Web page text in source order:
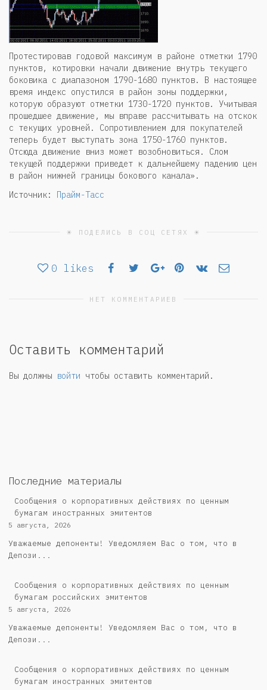
Протестировав годовой максимум в районе отметки 1790
пунктов, котировки начали движение внутрь текущего
боковика с диапазоном 1790-1680 пунктов. В настоящее
время индекс опустился в район зоны поддержки,
которую образуют отметки 1730-1720 пунктов. Учитывая
прошедшее движение, мы вправе рассчитывать на отскок
с текущих уровней. Сопротивлением для покупателей
теперь будет выступать зона 1750-1760 пунктов.
Отсюда движение вниз может возобновиться. Слом
текущей поддержки приведет к дальнейшему падению цен
в район нижней границы бокового канала».
Источник: Прайм-Тасс
☀ ПОДЕЛИСЬ В СОЦ СЕТЯХ ☀
0 likes
НЕТ КОММЕНТАРИЕВ
Оставить комментарий
Вы должны войти чтобы оставить комментарий.
Последние материалы
Сообщения о корпоративных действиях по ценным
бумагам иностранных эмитентов
5 августа, 2026
Уважаемые депоненты! Уведомляем Вас о том, что в
Депози...
Cообщения о корпоративных действиях по ценным
бумагам российских эмитентов
5 августа, 2026
Уважаемые депоненты! Уведомляем Вас о том, что в
Депози...
Сообщения о корпоративных действиях по ценным
бумагам иностранных эмитентов